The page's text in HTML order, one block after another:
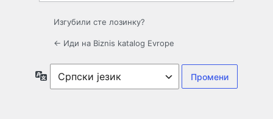
Изгубили сте лозинку?
← Иди на Biznis katalog Evrope
Језик